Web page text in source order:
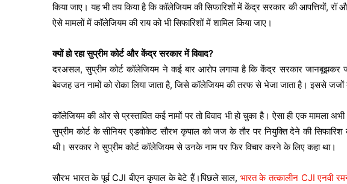
किया जाए। यह भी तय किया है कि कॉलेजियम की सिफारिशों में केंद्र सरकार की आपत्तियों, रॉ
ऐसे मामलों में कॉलेजियम की राय को भी सिफारिशों में शामिल किया जाए।
क्यों हो रहा सुप्रीम कोर्ट और केंद्र सरकार में विवाद?
दरअसल, सुप्रीम कोर्ट कॉलेजियम ने कई बार आरोप लगाया है कि केंद्र सरकार जानबूझकर
बेवजह उन नामों को रोका लिया जाता है, जिसे कॉलेजियम की तरफ से भेजा जाता है। इससे जजों
कॉलेजियम की ओर से प्रस्तावित कई नामों पर तो विवाद भी हो चुका है। ऐसा ही एक
सुप्रीम कोर्ट के सीनियर एडवोकेट सौरभ कृपाल को जज के तौर पर नियुक्ति देने की
थी। सरकार ने सुप्रीम कोर्ट कॉलेजियम से उनके नाम पर फिर विचार करने के लिए कहा था।
सौरभ भारत के पूर्व CJI बीएन कृपाल के बेटे हैं।पिछले साल, भारत के तत्कालीन CJI एनवी